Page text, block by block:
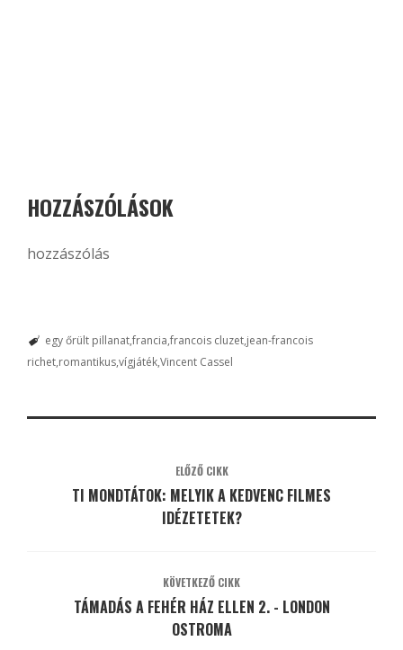
HOZZÁSZÓLÁSOK
hozzászólás
egy őrült pillanatfrancia francois cluzet jean-francois
richet romantikusvígjátékVincent Cassel
ELŐZŐ CIKK
TI MONDTÁTOK: MELYIK A KEDVENC FILMES
IDÉZETETEK?
KÖVETKEZŐ CIKK
TÁMADÁS A FEHÉR HÁZ ELLEN 2. - LONDON
OSTROMA